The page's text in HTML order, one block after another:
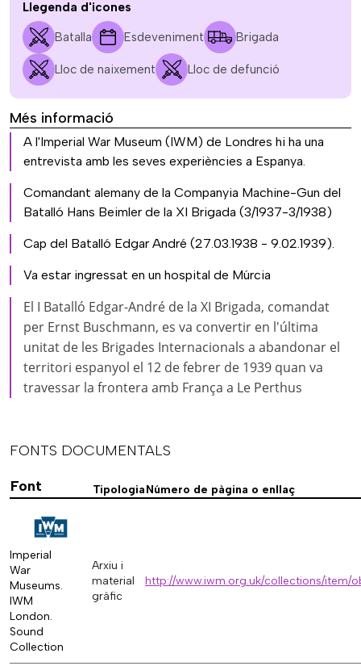
Llegenda d'icones
Batalla Esdeveniment Brigada
Lloc de naixement Lloc de defunció
Més informació
A l'Imperial War Museum (IWM) de Londres hi ha una
entrevista amb les seves experiències a Espanya.
Comandant alemany de la Companyia Machine-Gun del
Batalló Hans Beimler de la XI Brigada (3/1937-3/1938)
Cap del Batalló Edgar André (27.03.1938 - 9.02.1939).
Va estar ingressat en un hospital de Múrcia
El I Batalló Edgar-André de la XI Brigada, comandat
per Ernst Buschmann, es va convertir en l'última
unitat de les Brigades Internacionals a abandonar el
territori espanyol el 12 de febrer de 1939 quan va
travessar la frontera amb França a Le Perthus
FONTS DOCUMENTALS
Font
TipologiaNúmero de pàgina o enllaç
Imperial
War
Museums.
IWM
London.
Sound
Collection
Arxiu i
material
gràfic
http://www.iwm.org.uk/collections/item/